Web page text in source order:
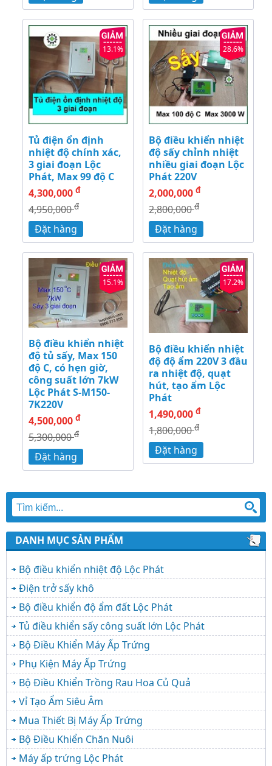
13.1%
Tủ điện ổn định
nhiệt độ chính xác,
3 giai đoạn Lộc
Phát, Max 99 độ C
4,300,000 đ
4,950,000đ
Đặt hàng
28.6%
Bộ điều khiển nhiệt
độ sấy chỉnh nhiệt
nhiều giai đoạn Lộc
Phát 220V
2,000,000 đ
2,800,000đ
Đặt hàng
15.1%
Bộ điều khiển nhiệt
độ tủ sấy, Max 150
độ C, có hẹn giờ,
công suất lớn 7kW
Lộc Phát S-M150-
7K220V
4,500,000 đ
5,300,000đ
Đặt hàng
17.2%
Bộ điều khiển nhiệt
độ độ ẩm 220V 3 đầu
ra nhiệt độ, quạt
hút, tạo ẩm Lộc
Phát
1,490,000 đ
1,800,000đ
Đặt hàng
DANH MỤC SẢN PHẨM
Bộ điều khiển nhiệt độ Lộc Phát
Điện trở sấy khô
Bộ điều khiển độ ẩm đất Lộc Phát
Tủ điều khiển sấy công suất lớn Lộc Phát
Bộ Điều Khiển Máy Ấp Trứng
Phụ Kiện Máy Ấp Trứng
Bộ Điều Khiển Trồng Rau Hoa Củ Quả
Vỉ Tạo Ẩm Siêu Âm
Mua Thiết Bị Máy Ấp Trứng
Bộ Điều Khiển Chăn Nuôi
Máy ấp trứng Lộc Phát